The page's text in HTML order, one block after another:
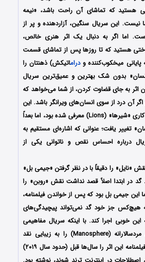
هستید که تماشای آن راحت باشد، «نیمه
نیست. این سریال سنگین، آزاردهنده و پر از
اما اگر به دنبال یک اثر هنری خالص،
هستید که تا روزها پس از تماشای قسمت
دراماتیکش) ذهنتان را
انسان» بدون شک بهترین و عمیق‌ترین سریال
این اثر به جای قضاوت کردن، از شما می‌خواهد که
آن درد از سوی انسان‌های ویرانگر باشد. این
پروژه در ابتدا با نام کاری «شیرها» (Lions) معرفی شده بود، اما بعداً
تغییر یافت؛ عنوانی که اشاره‌ای مستقیم به
درباره احساس نقص و ناتوانی یکی از
«نایل» را دقیقاً با در نظر گرفتن «جیمی بل»
در ابتدا اصلاً قصد نداشت نقش «روبن» را
این جیمی بل بود که پس از خواندن فیلمنامه،
هیچ‌کس جز خود گد نمی‌تواند پیچیدگی‌های
این خوبی اجرا کند. با اینکه سریال مفاهیمی
مثل فضای افراطی مردسالارانه (Manosphere) را به زیبایی نقد
می‌کند، ریچارد گد فیلمنامه این اثر را سال‌ها قبل (حدود سال ۲۰۱۹)